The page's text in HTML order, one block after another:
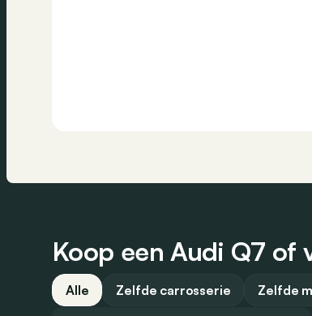
Koop een Audi Q7 of
Alle Zelfde carrosserie Zelfde